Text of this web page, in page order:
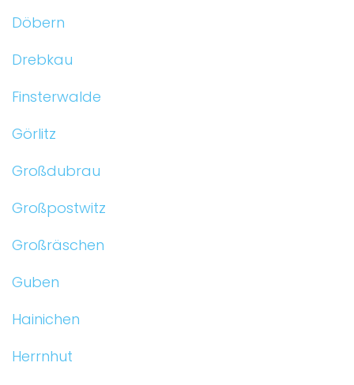
Döbern
Drebkau
Finsterwalde
Görlitz
Großdubrau
Großpostwitz
Großräschen
Guben
Hainichen
Herrnhut